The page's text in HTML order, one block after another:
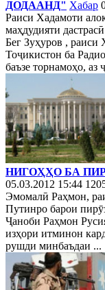
ДОДААНД" Хабар
Раиси Хадамоти
маҳдудияти
Бег Зуҳуров , раиси
Тоҷикистон ба
баъзе торнамоҳо, аз
НИГОҲҲО БА
05.03.2012 15:44
Эмомалӣ Раҳмон,
Путинро барои
Ҷаноби Раҳмон
изҳори итминон
рушди минбаъдаи ...